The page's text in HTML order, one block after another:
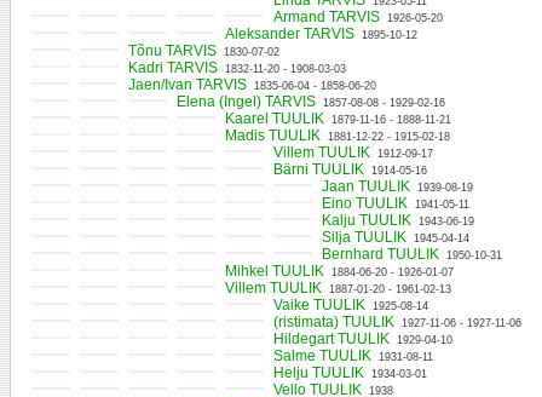
Armand TARVIS 1926-05-20
Aleksander TARVIS 1895-10-12
Tõnu TARVIS 1830-07-02
Kadri TARVIS 1832-11-20 - 1908-03-03
Jaen/Ivan TARVIS 1835-06-04 - 1858-06-20
Elena (Ingel) TARVIS 1857-08-08 - 1929-02-16
Kaarel TUULIK 1879-11-16 - 1888-11-21
Madis TUULIK 1881-12-22 - 1915-02-18
Villem TUULIK 1912-09-17
Bärni TUULIK 1914-05-16
Jaan TUULIK 1939-08-19
Eino TUULIK 1941-05-11
Kalju TUULIK 1943-06-19
Silja TUULIK 1945-04-14
Bernhard TUULIK 1950-10-31
Mihkel TUULIK 1884-06-20 - 1926-01-07
Villem TUULIK 1887-01-20 - 1961-02-13
Vaike TUULIK 1925-08-14
(ristimata) TUULIK 1927-11-06 - 1927-11-06
Hildegart TUULIK 1929-04-10
Salme TUULIK 1931-08-11
Helju TUULIK 1934-03-01
Vello TUULIK 1938